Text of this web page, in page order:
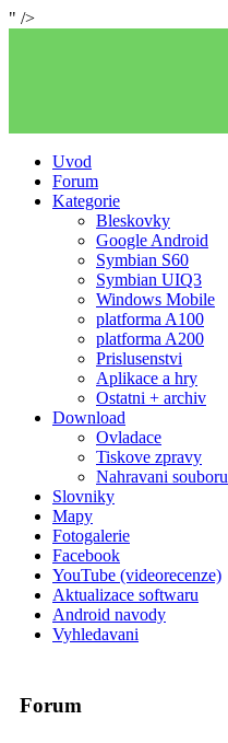
" />
Uvod
Forum
Kategorie
Bleskovky
Google Android
Symbian S60
Symbian UIQ3
Windows Mobile
platforma A100
platforma A200
Prislusenstvi
Aplikace a hry
Ostatni + archiv
Download
Ovladace
Tiskove zpravy
Nahravani souboru
Slovniky
Mapy
Fotogalerie
Facebook
YouTube (videorecenze)
Aktualizace softwaru
Android navody
Vyhledavani
Forum